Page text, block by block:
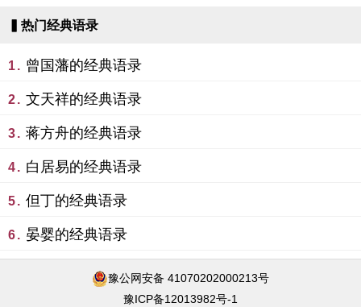
▍热门经典语录
1. 曾国藩的经典语录
2. 文天祥的经典语录
3. 蒋方舟的经典语录
4. 白居易的经典语录
5. 但丁的经典语录
6. 晏婴的经典语录
豫公网安备 41070202000213号
豫ICP备12013982号-1